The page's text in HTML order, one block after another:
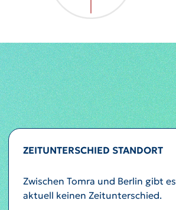
ZEITUNTERSCHIED STANDORT
Zwischen Tomra und Berlin gibt es
aktuell keinen Zeitunterschied.